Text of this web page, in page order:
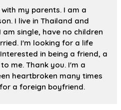
with my parents. I am a
I live in Thailand and
am single, have no children
I'm looking for a life
in being a friend, a
me. Thank you. I'm a
heartbroken many times
a foreign boyfriend.